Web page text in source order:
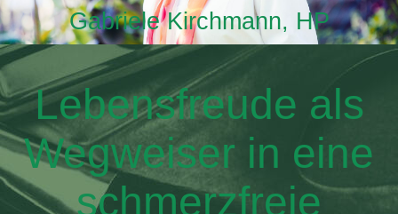
Gabriele Kirchmann, HP
Lebensfreude als
Wegweiser in eine
schmerzfreie